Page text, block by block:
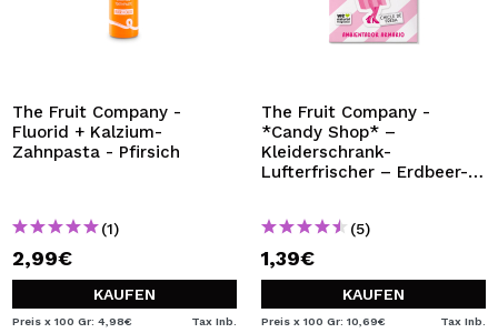
The Fruit Company -
Fluorid + Kalzium-
Zahnpasta - Pfirsich
(1)
2,99€
KAUFEN
Preis x 100 Gr: 4,98€ Tax Inb.
The Fruit Company -
*Candy Shop* –
Kleiderschrank-
Lufterfrischer – Erdbeer-
(5)
1,39€
KAUFEN
Preis x 100 Gr: 10,69€ Tax Inb.